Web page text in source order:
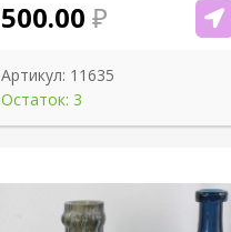
500.00
Артикул: 11635
Остаток: 3